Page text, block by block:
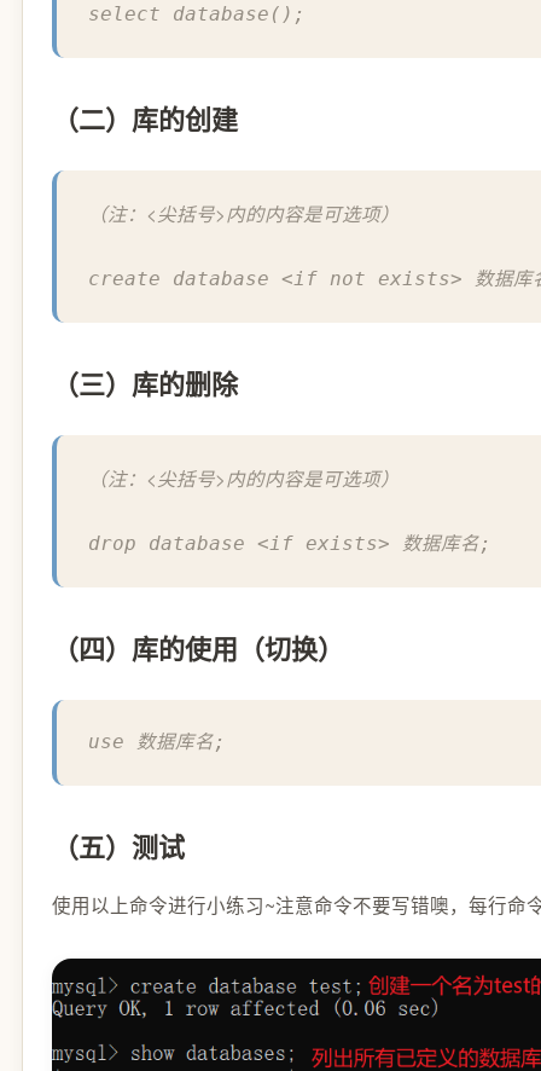
select database();
（二）库的创建
（注：<尖括号>内的内容是可选项）
create database <if not exists> 数据库
（三）库的删除
（注：<尖括号>内的内容是可选项）
drop database <if exists> 数据库名;
（四）库的使用（切换）
use 数据库名;
（五）测试
使用以上命令进行小练习~注意命令不要写错噢，每行命